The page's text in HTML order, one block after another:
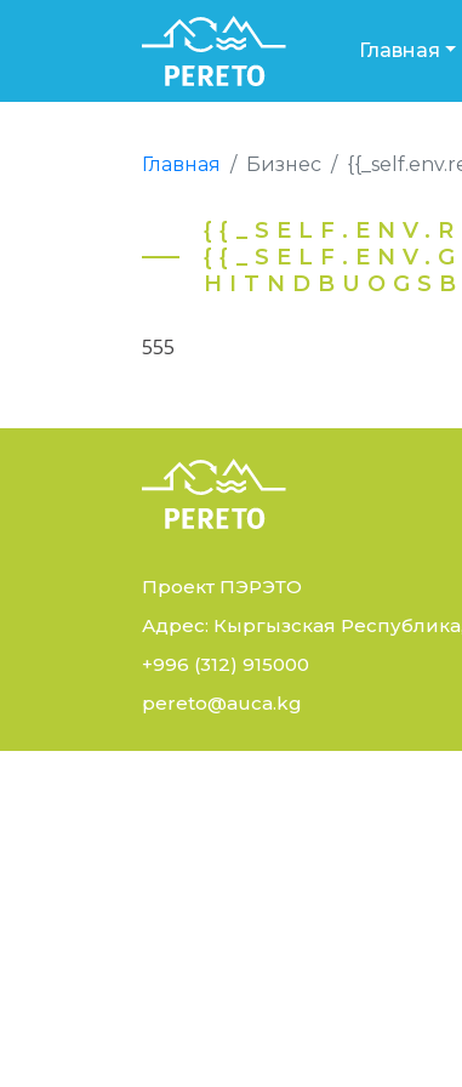
Главная
Главная Бизнес
555
Проект ПЭРЭТО
Адрес: Кыргызская
+996 (312) 915000
pereto@auca.kg